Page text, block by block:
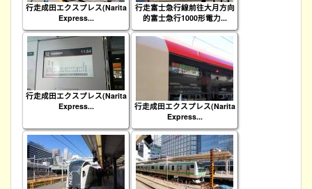
行走成田エクスプレス(Narita
Express...
行走富士急行線前往大月方向
的富士急行1000形電力...
行走成田エクスプレス(Narita
Express...
行走成田エクスプレス(Narita
Express...